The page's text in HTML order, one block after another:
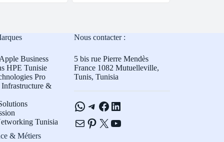
Business
HPE Tunisie
Pro
Infrastructure &
Tunisia
& Métiers
Nous contacter :
5 bis rue Pierre Mendès
France 1082 Mutuelleville,
Tunis, Tunisia
WhatsApp
Telegram
Facebook
LinkedIn
E-mailPinterest
X YouTube